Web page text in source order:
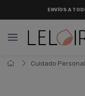
Cuidado Personal